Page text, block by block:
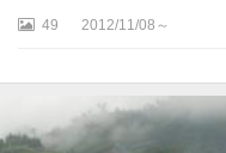
49 2012/11/08～